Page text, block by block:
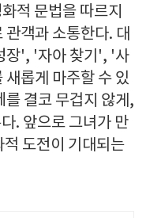
적 문법을 따르지
객과 소통한다. 대
장', '자아 찾기', '사
롭게 마주할 수 있
를 결코 무겁지 않게,
. 앞으로 그녀가 만
도전이 기대되는